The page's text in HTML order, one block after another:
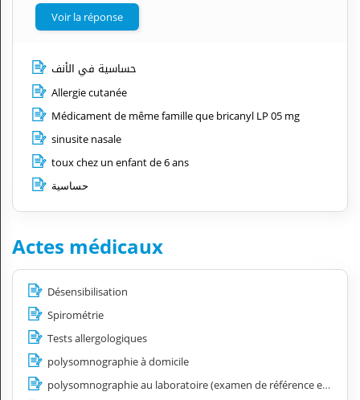
Voir la réponse
حساسية في الأنف
Allergie cutanée
Médicament de même famille que bricanyl LP 05 mg
sinusite nasale
toux chez un enfant de 6 ans
حساسية
Actes médicaux
Désensibilisation
Spirométrie
Tests allergologiques
polysomnographie à domicile
polysomnographie au laboratoire (examen de référence en sommeil)